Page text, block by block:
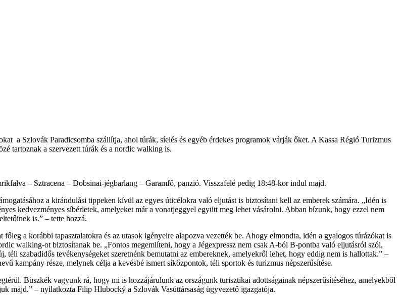
a Szlovák Paradicsomba szállítja, ahol túrák, síelés és egyéb érdekes programok várják őket. A Kassa Régió Turizmus
tartoznak a szervezett túrák és a nordic walking is.
– Sztracena – Dobsinai-jégbarlang – Garamfő, panzió. Visszafelé pedig 18:48-kor indul majd.
a kirándulási tippeken kívül az egyes úticélokra való eljutást is biztosítani kell az emberek számára. „Idén is
kedvezményes síbérletek, amelyeket már a vonatjeggyel együtt meg lehet vásárolni. Abban bízunk, hogy ezzel nem
is.” – tette hozzá.
a korábbi tapasztalatokra és az utasok igényeire alapozva vezették be. Ahogy elmondta, idén a gyalogos túrázókat is
walking-ot biztosítanak be. „Fontos megemlíteni, hogy a Jégexpressz nem csak A-ból B-pontba való eljutásról szól,
szabadidős tevékenységeket szeretnénk bemutatni az embereknek, amelyekről lehet, hogy eddig nem is hallottak.” –
része, melynek célja a kevésbé ismert síkőzpontok, téli sportok és turizmus népszerűsítése.
Büszkék vagyunk rá, hogy mi is hozzájárulunk az országunk turisztikai adottságainak népszerűsítéséhez, amelyekből
majd.” – nyilatkozta Filip Hlubocký a Szlovák Vasúttársaság ügyvezető igazgatója.